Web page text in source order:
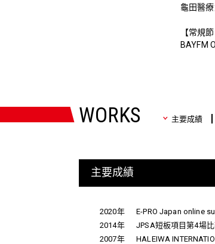
龜田醫
【常規節
BAYFM
WORKS 主要成績
主要成績
2020年
E-PRO Japan online
2014年
JPSA短板項目第4場
2007年
HALEIWA